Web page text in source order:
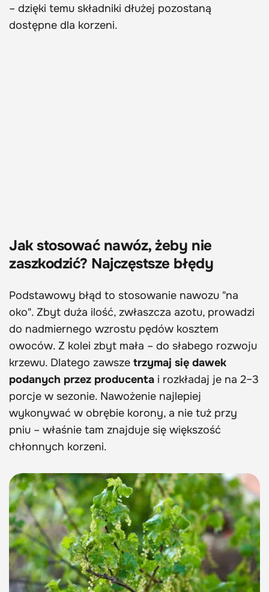
– dzięki temu składniki dłużej pozostaną
dostępne dla korzeni.
Jak stosować nawóz, żeby nie
zaszkodzić? Najczęstsze błędy
Podstawowy błąd to stosowanie nawozu "na
oko". Zbyt duża ilość, zwłaszcza azotu, prowadzi
do nadmiernego wzrostu pędów kosztem
owoców. Z kolei zbyt mała – do słabego rozwoju
krzewu. Dlatego zawsze trzymaj się dawek
podanych przez producenta i rozkładaj je na 2–3
porcje w sezonie. Nawożenie najlepiej
wykonywać w obrębie korony, a nie tuż przy
pniu – właśnie tam znajduje się większość
chłonnych korzeni.